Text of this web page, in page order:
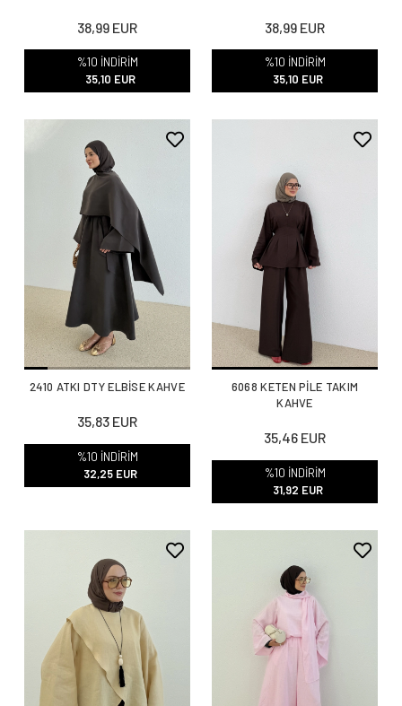
38,99 EUR
%10 İNDİRİM
35,10 EUR
38,99 EUR
%10 İNDİRİM
35,10 EUR
2410 ATKI DTY ELBİSE KAHVE
35,83 EUR
%10 İNDİRİM
32,25 EUR
6068 KETEN PİLE TAKIM
KAHVE
35,46 EUR
%10 İNDİRİM
31,92 EUR